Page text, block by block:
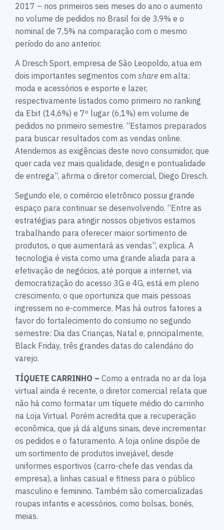
2017 – nos primeiros seis meses do ano o aumento
no volume de pedidos no Brasil foi de 3,9% e o
nominal de 7,5% na comparação com o mesmo
período do ano anterior.
A Dresch Sport, empresa de São Leopoldo, atua em
dois importantes segmentos com share em alta:
moda e acessórios e esporte e lazer,
respectivamente listados como primeiro no ranking
da Ebit (14,6%) e 7º lugar (6,1%) em volume de
pedidos no primeiro semestre. “Estamos preparados
para buscar resultados com as vendas online.
Atendemos as exigências deste novo consumidor, que
quer cada vez mais qualidade, design e pontualidade
de entrega”, afirma o diretor comercial, Diego Dresch.
Segundo ele, o comércio eletrônico possui grande
espaço para continuar se desenvolvendo. “Entre as
estratégias para atingir nossos objetivos estamos
trabalhando para oferecer maior sortimento de
produtos, o que aumentará as vendas”, explica. A
tecnologia é vista como uma grande aliada para a
efetivação de negócios, até porque a internet, via
democratização do acesso 3G e 4G, está em pleno
crescimento, o que oportuniza que mais pessoas
ingressem no e-commerce. Mas há outros fatores a
favor do fortalecimento do consumo no segundo
semestre: Dia das Crianças, Natal e, principalmente,
Black Friday, três grandes datas do calendário do
varejo.
TÍQUETE CARRINHO – Como a entrada no ar da loja
virtual ainda é recente, o diretor comercial relata que
não há como formatar um tíquete médio do carrinho
na Loja Virtual. Porém acredita que a recuperação
econômica, que já dá alguns sinais, deve incrementar
os pedidos e o faturamento. A loja online dispõe de
um sortimento de produtos invejável, desde
uniformes esportivos (carro-chefe das vendas da
empresa), a linhas casual e fitness para o público
masculino e feminino. Também são comercializadas
roupas infantis e acessórios, como bolsas, bonés,
meias.